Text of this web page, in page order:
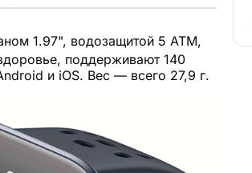
1.97", водозащитой 5 ATM,
поддерживают 140
и iOS. Вес — всего 27,9 г.